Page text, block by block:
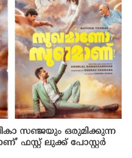
സഞ്ജയും ഒരുമിക്കുന്ന
ഫസ്റ്റ് ലുക്ക് പോസ്റ്റർ